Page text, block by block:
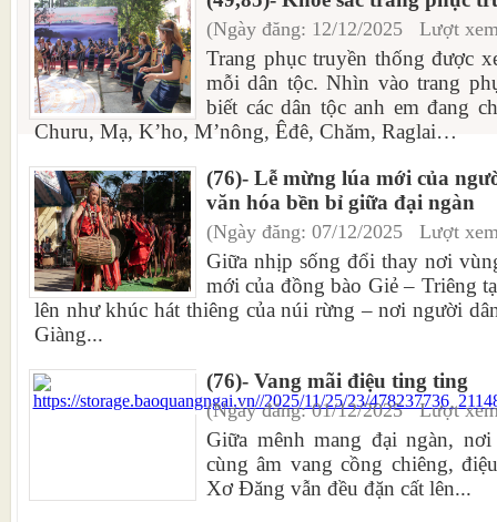
(Ngày đăng: 12/12/2025 Lượt
Trang phục truyền thống được
mỗi dân tộc. Nhìn vào trang
biết các dân tộc anh em đang
Churu, Mạ, K’ho, M’nông, Êđê, Chăm, Raglai…
(76)- Lễ mừng lúa mới của
văn hóa bền bỉ giữa đại ngàn
(Ngày đăng: 07/12/2025 Lượt
Giữa nhịp sống đổi thay nơi
mới của đồng bào Giẻ – Triêng
lên như khúc hát thiêng của núi rừng – nơi người
Giàng...
(76)- Vang mãi điệu ting ting
(Ngày đăng: 01/12/2025 Lượt
Giữa mênh mang đại ngàn,
cùng âm vang cồng chiêng,
Xơ Đăng vẫn đều đặn cất lên...